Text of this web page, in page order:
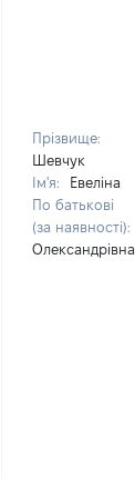
Прізвище:
Шевчук
Ім'я:
Евеліна
По батькові
(за наявності):
Олександрівна